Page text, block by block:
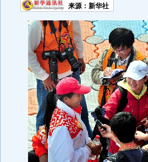
来源： 新华社